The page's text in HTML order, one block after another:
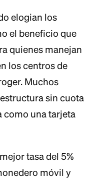
elogian los
el beneficio que
quienes manejan
los centros de
Muchos
sin cuota
como una tarjeta
tasa del 5%
móvil y